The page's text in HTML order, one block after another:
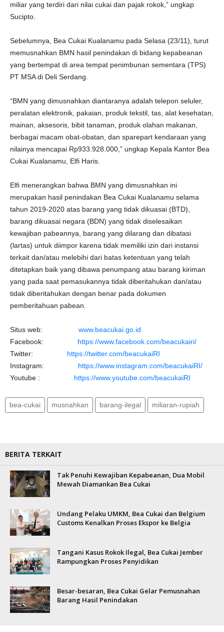
miliar yang terdiri dari nilai cukai dan pajak rokok,” ungkap
Sucipto.
Sebelumnya, Bea Cukai Kualanamu pada Selasa (23/11), turut
memusnahkan BMN hasil penindakan di bidang kepabeanan
yang bertempat di area tempat penimbunan sementara (TPS)
PT MSA di Deli Serdang.
“BMN yang dimusnahkan diantaranya adalah telepon seluler,
peralatan elektronik, pakaian, produk tekstil, tas, alat kesehatan,
mainan, aksesoris, bibit tanaman, produk olahan makanan,
berbagai macam obat-obatan, dan sparepart kendaraan yang
nilainya mencapai Rp933.928.000,” ungkap Kepala Kantor Bea
Cukai Kualanamu, Elfi Haris.
Elfi menerangkan bahwa BMN yang dimusnahkan ini
merupakan hasil penindakan Bea Cukai Kualanamu selama
tahun 2019-2020 atas barang yang tidak dikuasai (BTD),
barang dikuasai negara (BDN) yang tidak diselesaikan
kewajiban pabeannya, barang yang dilarang dan dibatasi
(lartas) untuk diimpor karena tidak memiliki izin dari instansi
terkait dan/atau melebihi dari batas ketentuan yang telah
ditetapkan baik yang dibawa penumpang atau barang kiriman
yang pada saat pemasukannya tidak diberitahukan dan/atau
tidak diberitahukan dengan benar pada dokumen
pemberitahuan pabean.
Situs web: www.beacukai.go.id
Facebook: https://www.facebook.com/beacukairi/
Twitter: https://twitter.com/beacukaiRI
Instagram: https://www.instagram.com/beacukaiRI/
Youtube : https://www.youtube.com/beacukaiRI
bea-cukai musnahkan barang-ilegal miliaran-rupiah
BERITA TERKAIT
Tak Penuhi Kewajiban Kepabeanan, Dua Mobil
Mewah Diamankan Bea Cukai
Undang Pelaku UMKM, Bea Cukai dan Belgium
Customs Kenalkan Proses Ekspor ke Belgia
Tangani Kasus Rokok Ilegal, Bea Cukai Jember
Rampungkan Proses Penyidikan
Besar-besaran, Bea Cukai Gelar Pemusnahan
Barang Hasil Penindakan